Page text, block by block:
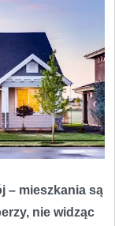
– mieszkania są
nie widząc